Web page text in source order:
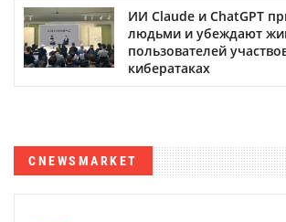
ИИ Claude и ChatGPT
людьми и убеждают
пользователей
кибератаках
CNEWSMARKET